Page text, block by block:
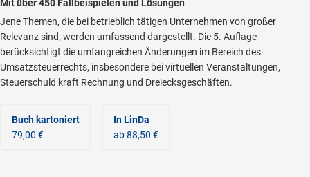
Mit über 450 Fallbeispielen und Lösungen
Jene Themen, die bei betrieblich tätigen Unternehmen von großer
Relevanz sind, werden umfassend dargestellt. Die 5. Auflage
berücksichtigt die umfangreichen Änderungen im Bereich des
Umsatzsteuerrechts, insbesondere bei virtuellen Veranstaltungen,
Steuerschuld kraft Rechnung und Dreiecksgeschäften.
Buch kartoniert
79,00 €
In LinDa
ab 88,50 €